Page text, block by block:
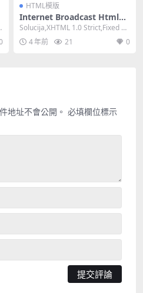
HTML模版
Internet Broadcast Html模
版
Solucija,XHTML 1.0 Strict,Fixed Wi
dth, 2...
4 年前 21 0
地址不會公開。 必填欄位標示